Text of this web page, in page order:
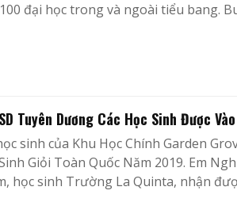
đại học trong và ngoài tiểu bang.
Tuyên Dương Các Học Sinh Được
sinh của Khu Học Chính Garden
Giỏi Toàn Quốc Năm 2019. Em
học sinh Trường La Quinta, nhận